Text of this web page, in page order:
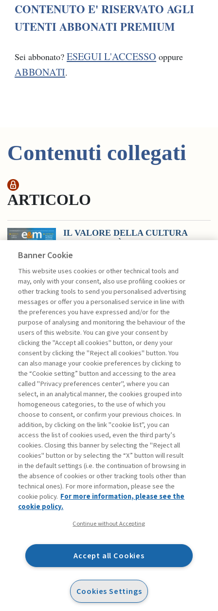
CONTENUTO E' RISERVATO AGLI
UTENTI ABBONATI PREMIUM
Sei abbonato? ESEGUI L'ACCESSO oppure
ABBONATI.
Contenuti collegati
ARTICOLO
IL VALORE DELLA CULTURA
NELLA CITTÀ ...
di Bertoni Aura
Dopo l’approvazione nel 2015 dei
Sustainable Development Goals delle
Nazioni Unite, molte città hanno
definito le proprie «Agende locali per lo
sviluppo sostenibile». Negli ultimi tempi,
queste Agende ...
La consultazione dei libri è riservata esclusivamente
agli abbonati Premium
Legenda: Accedi Per registrati Per abbonati
Contatti
Abbonamenti
Archivio rubriche
Privacy
Dichiarazione di accessibilità
Mappa del sito
Banner Cookie
This website uses cookies or other technical tools and
may, only with your consent, also use profiling cookies or
other tracking tools to send you personalised advertising
messages or offer you a personalised service in line with
the preferences you have expressed and/or for the
purpose of analysing and monitoring the behaviour of the
users of this website. You can give your consent by
clicking the "Accept all cookies" button, or deny your
consent by clicking the "Reject all cookies" button. You
can also manage your cookie preferences by clicking to
the “Cookie setting” button and accessing to the area
called "Privacy preferences center", where you can
select, in an analytical manner, the cookies grouped into
homogeneous categories, to the use of which you
choose to consent, or confirm your previous choices. In
addition, by clicking on the link "cookie list", you can
access the list of cookies used, even the third party’s
cookies. Closing this banner by selecting the "Reject all
cookies" button or by selecting the “X” button will result
in the default settings (i.e. the continuation of browsing in
the absence of cookies or other tracking tools other than
technical ones). For more information, please see the
cookie policy. For more information, please see the
cookie policy.
Continue without Accepting
Accept all Cookies
Cookies Settings